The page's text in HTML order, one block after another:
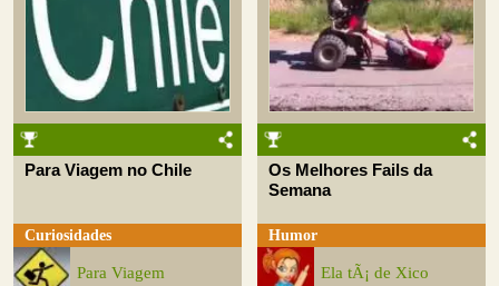
Para Viagem no Chile
Curiosidades
Para Viagem
Os Melhores Fails da
Semana
Humor
Ela tÃ¡ de Xico